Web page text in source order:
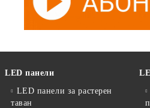
LED панели
LED панели за растерен
таван